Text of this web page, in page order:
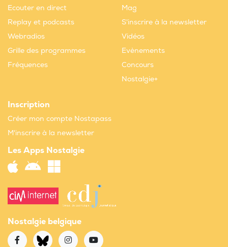
Ecouter en direct
Replay et podcasts
Webradios
Grille des programmes
Fréquences
Mag
S'inscrire à la newsletter
Vidéos
Evènements
Concours
Nostalgie+
Inscription
Créer mon compte Nostapass
M'inscrire à la newsletter
Les Apps Nostalgie
Nostalgie belgique